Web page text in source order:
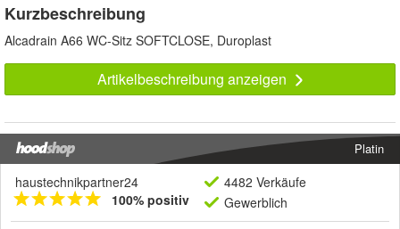
Kurzbeschreibung
Alcadrain A66 WC-Sitz SOFTCLOSE, Duroplast
Artikelbeschreibung anzeigen
Platin
haustechnikpartner24
100% positiv
4482 Verkäufe
Gewerblich